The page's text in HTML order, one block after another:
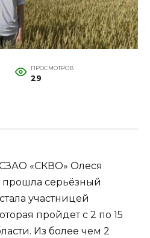
ПРОСМОТРОВ
29
«СКВО» Олеся
серьёзный
участницей
пройдет с 2 по 15
Из более чем 2